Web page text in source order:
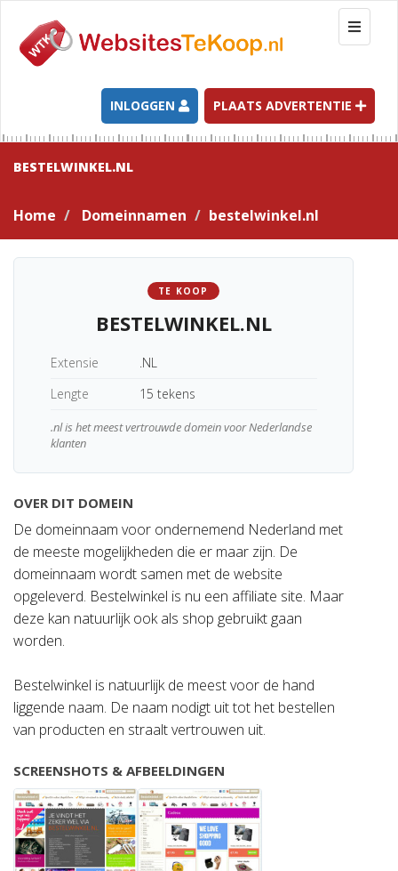
T
o
g
l
e
n
a
t
INLOGGEN PLAATS ADVERTENTIE
BESTELWINKEL.NL
Home Domeinnamen bestelwinkel.nl
TE KOOP
BESTELWINKEL.NL
Extensie
.NL
Lengte
15 tekens
.nl is het meest vertrouwde domein voor Nederlandse
klanten
OVER DIT DOMEIN
De domeinnaam voor ondernemend Nederland met
de meeste mogelijkheden die er maar zijn. De
domeinnaam wordt samen met de website
opgeleverd. Bestelwinkel is nu een affiliate site. Maar
deze kan natuurlijk ook als shop gebruikt gaan
worden.
Bestelwinkel is natuurlijk de meest voor de hand
liggende naam. De naam nodigt uit tot het bestellen
van producten en straalt vertrouwen uit.
SCREENSHOTS & AFBEELDINGEN